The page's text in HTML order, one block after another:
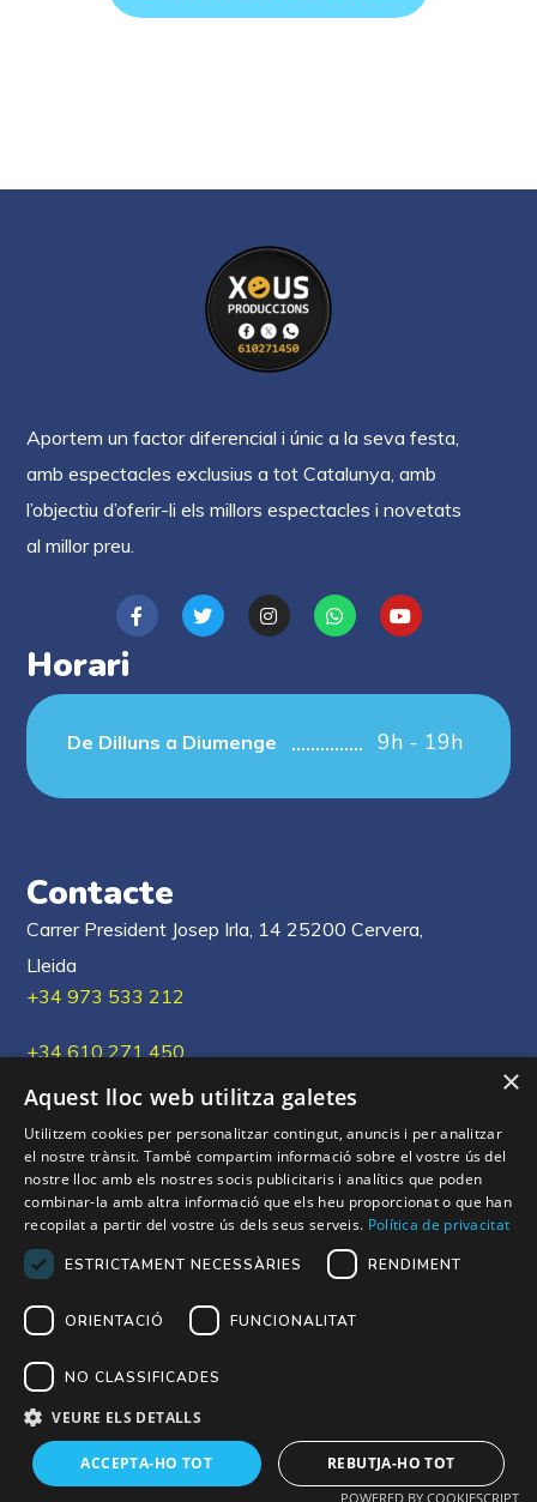
Aportem un factor diferencial i únic a la seva festa,
amb espectacles exclusius a tot Catalunya, amb
l’objectiu d’oferir-li els millors espectacles i novetats
al millor preu.
Horari
De Dilluns a Diumenge 9h - 19h
Contacte
Carrer President Josep Irla, 14 25200 Cervera,
Lleida
+34 973 533 212
+34 610 271 450
xous@xous.cat
Els nostres Xou's
Copyright © 2026 XOU’s. Tots els drets reservats.
×
Aquest lloc web utilitza galetes
Utilitzem cookies per personalitzar contingut, anuncis i per analitzar
el nostre trànsit. També compartim informació sobre el vostre ús del
nostre lloc amb els nostres socis publicitaris i analítics que poden
combinar-la amb altra informació que els heu proporcionat o que han
recopilat a partir del vostre ús dels seus serveis. Política de privacitat
ESTRICTAMENT NECESSÀRIES RENDIMENT
ORIENTACIÓ FUNCIONALITAT
NO CLASSIFICADES
VEURE ELS DETALLS
ACCEPTA-HO TOT REBUTJA-HO TOT
POWERED BY COOKIESCRIPT